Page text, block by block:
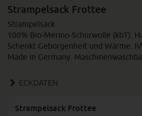
Strampelsack Frottee
Strampelsack
100% Bio-Merino-Schurwolle (kbT).
Schenkt Geborgenheit und Wärme.
Made in Germany.
ECKDATEN
Strampelsack Frottee